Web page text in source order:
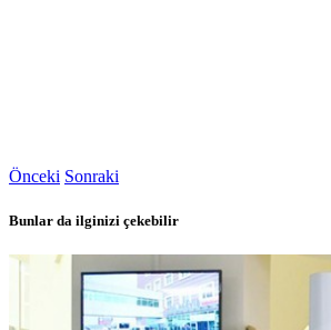
Önceki Sonraki
Bunlar da ilginizi çekebilir